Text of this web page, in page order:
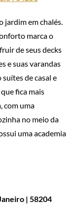
jardim em chalés.
marca o
de seus decks
e suas varandas
suítes de casal e
fica mais
com uma
no meio da
uma academia
| 58204